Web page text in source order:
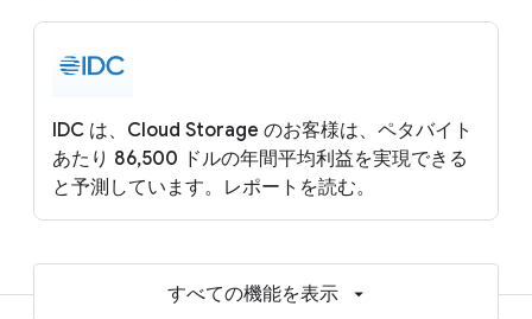
IDC は、Cloud Storage のお客様は、ペタバイト
あたり 86,500 ドルの年間平均利益を実現できる
と予測しています。レポートを読む。
すべての機能を表示